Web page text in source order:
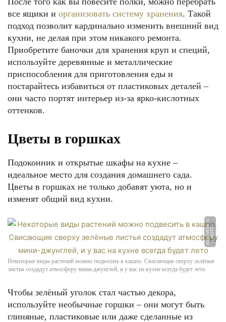
все ящики и организовать систему хранения. Такой
подход позволит кардинально изменить внешний вид
кухни, не делая при этом никакого ремонта.
Приобретите баночки для хранения круп и специй,
используйте деревянные и металлические
приспособления для приготовления еды и
постарайтесь избавиться от пластиковых деталей –
они часто портят интерьер из-за ярко-кислотных
оттенков.
Цветы в горшках
Подоконник и открытые шкафы на кухне –
идеальное место для создания домашнего сада.
Цветы в горшках не только добавят уюта, но и
изменят общий вид кухни.
Ф
О
Т
О:
di
z
ai
n
v
f
o
t
o.
r
u
Некоторые виды растений можно подвесить в кашпо. Свисающие сверху зелёные
листья создадут атмосферу мини-джунглей, и у вас на кухне всегда будет лето
Чтобы зелёный уголок стал частью декора,
используйте необычные горшки – они могут быть
глиняные, пластиковые или даже сделанные из